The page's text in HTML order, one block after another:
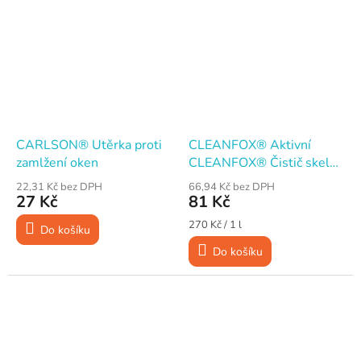
CARLSON® Utěrka proti
zamlžení oken
22,31 Kč bez DPH
27 Kč
Do košíku
CLEANFOX® Aktivní
CLEANFOX® Čistič skel
pěnový s antireflexním
účinkem, 300 ml
66,94 Kč bez DPH
81 Kč
Měrná
cena:
270 Kč / 1 l
Do košíku